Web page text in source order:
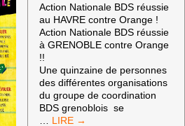
Action Nationale BDS réussie
au HAVRE contre Orange !
Action Nationale BDS réussie
à GRENOBLE contre Orange
!!
Une quinzaine de personnes
des différentes organisations
du groupe de coordination
BDS grenoblois se
COMPTES